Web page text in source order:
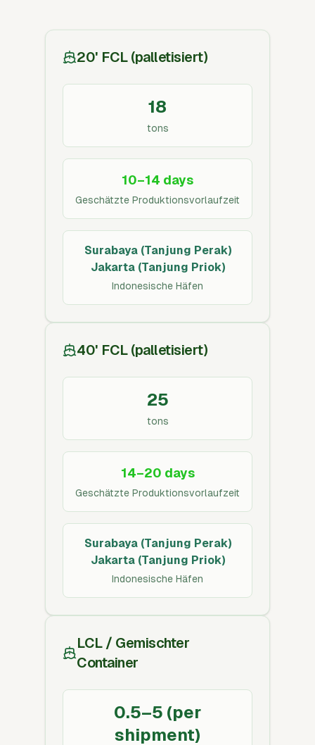
20' FCL (palletisiert)
18
tons
10–14 days
Geschätzte Produktionsvorlaufzeit
Surabaya (Tanjung Perak)
Jakarta (Tanjung Priok)
Indonesische Häfen
40' FCL (palletisiert)
25
tons
14–20 days
Geschätzte Produktionsvorlaufzeit
Surabaya (Tanjung Perak)
Jakarta (Tanjung Priok)
Indonesische Häfen
LCL / Gemischter
Container
0.5–5 (per
shipment)